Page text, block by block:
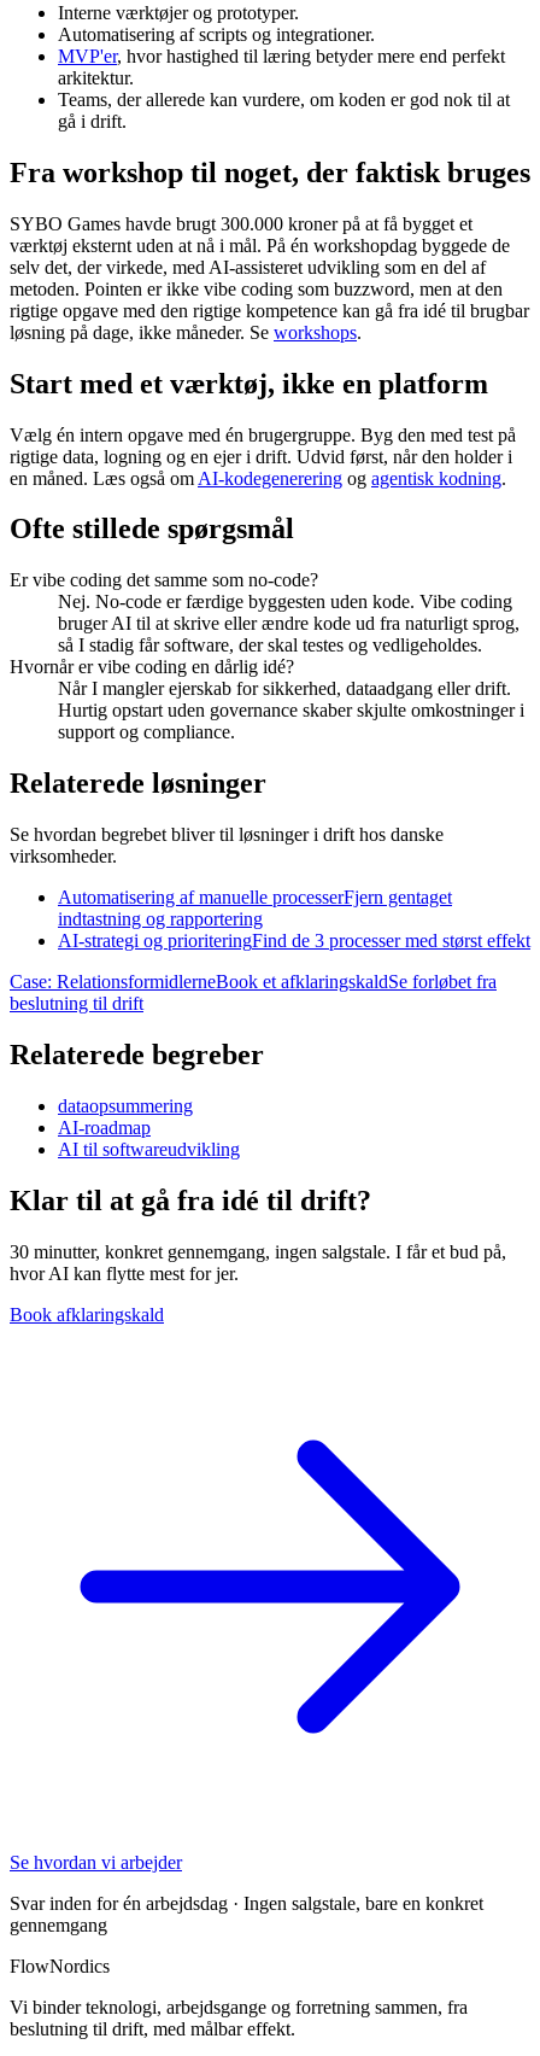
Interne værktøjer og prototyper.
Automatisering af scripts og integrationer.
MVP'er, hvor hastighed til læring betyder mere end perfekt
arkitektur.
Teams, der allerede kan vurdere, om koden er god nok til at
gå i drift.
Fra workshop til noget, der faktisk bruges
SYBO Games havde brugt 300.000 kroner på at få bygget et
værktøj eksternt uden at nå i mål. På én workshopdag byggede de
selv det, der virkede, med AI-assisteret udvikling som en del af
metoden. Pointen er ikke vibe coding som buzzword, men at den
rigtige opgave med den rigtige kompetence kan gå fra idé til brugbar
løsning på dage, ikke måneder. Se workshops.
Start med et værktøj, ikke en platform
Vælg én intern opgave med én brugergruppe. Byg den med test på
rigtige data, logning og en ejer i drift. Udvid først, når den holder i
en måned. Læs også om AI-kodegenerering og agentisk kodning.
Ofte stillede spørgsmål
Er vibe coding det samme som no-code?
Nej. No-code er færdige byggesten uden kode. Vibe coding
bruger AI til at skrive eller ændre kode ud fra naturligt sprog,
så I stadig får software, der skal testes og vedligeholdes.
Hvornår er vibe coding en dårlig idé?
Når I mangler ejerskab for sikkerhed, dataadgang eller drift.
Hurtig opstart uden governance skaber skjulte omkostninger i
support og compliance.
Relaterede løsninger
Se hvordan begrebet bliver til løsninger i drift hos danske
virksomheder.
Automatisering af manuelle processerFjern gentaget
indtastning og rapportering
AI-strategi og prioriteringFind de 3 processer med størst effekt
Case: RelationsformidlerneBook et afklaringskaldSe forløbet fra
beslutning til drift
Relaterede begreber
dataopsummering
AI-roadmap
AI til softwareudvikling
Klar til at gå fra idé til drift?
30 minutter, konkret gennemgang, ingen salgstale. I får et bud på,
hvor AI kan flytte mest for jer.
Book afklaringskald
Se hvordan vi arbejder
Svar inden for én arbejdsdag · Ingen salgstale, bare en konkret
gennemgang
FlowNordics
Vi binder teknologi, arbejdsgange og forretning sammen, fra
beslutning til drift, med målbar effekt.